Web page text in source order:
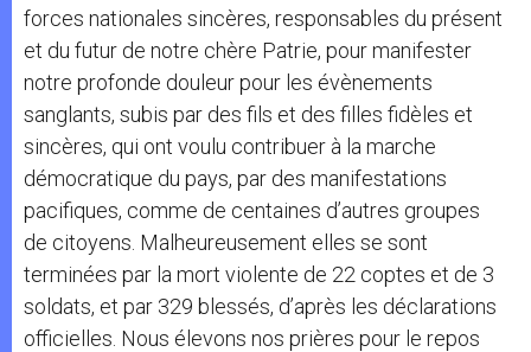
forces nationales sincères, responsables du présent
et du futur de notre chère Patrie, pour manifester
notre profonde douleur pour les évènements
sanglants, subis par des fils et des filles fidèles et
sincères, qui ont voulu contribuer à la marche
démocratique du pays, par des manifestations
pacifiques, comme de centaines d’autres groupes
de citoyens. Malheureusement elles se sont
terminées par la mort violente de 22 coptes et de 3
soldats, et par 329 blessés, d’après les déclarations
officielles. Nous élevons nos prières pour le repos